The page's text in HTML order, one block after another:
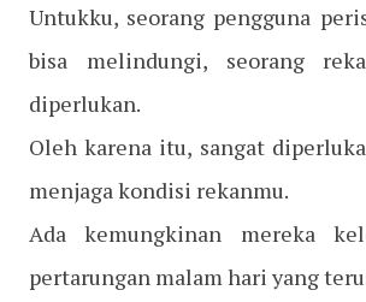
Untukku, seorang pengguna
bisa melindungi, seorang
diperlukan.
Oleh karena itu, sangat
menjaga kondisi rekanmu.
Ada kemungkinan mereka
pertarungan malam hari yang